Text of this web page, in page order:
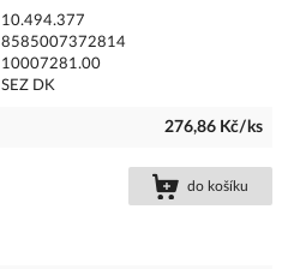
10.494.377
8585007372814
10007281.00
SEZ DK
276,86 Kč/ks
do košíku